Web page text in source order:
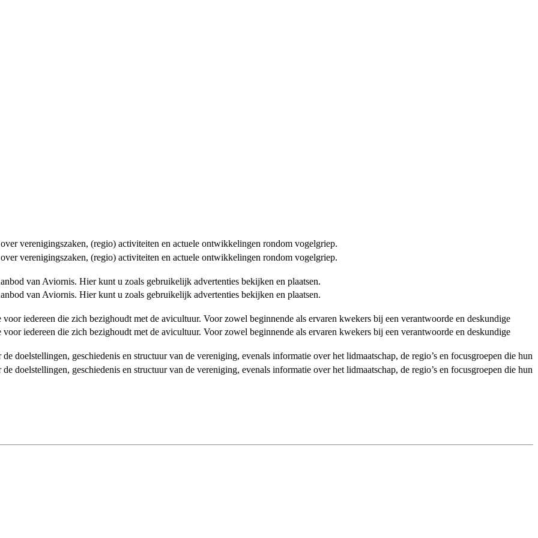
verenigingszaken, (regio) activiteiten en actuele ontwikkelingen rondom vogelgriep.
verenigingszaken, (regio) activiteiten en actuele ontwikkelingen rondom vogelgriep.
van Aviornis. Hier kunt u zoals gebruikelijk advertenties bekijken en plaatsen.
van Aviornis. Hier kunt u zoals gebruikelijk advertenties bekijken en plaatsen.
iedereen die zich bezighoudt met de avicultuur. Voor zowel beginnende als ervaren kwekers bij een verantwoorde en deskundige
iedereen die zich bezighoudt met de avicultuur. Voor zowel beginnende als ervaren kwekers bij een verantwoorde en deskundige
doelstellingen, geschiedenis en structuur van de vereniging, evenals informatie over het lidmaatschap, de regio’s en focusgroepen die hun
doelstellingen, geschiedenis en structuur van de vereniging, evenals informatie over het lidmaatschap, de regio’s en focusgroepen die hun